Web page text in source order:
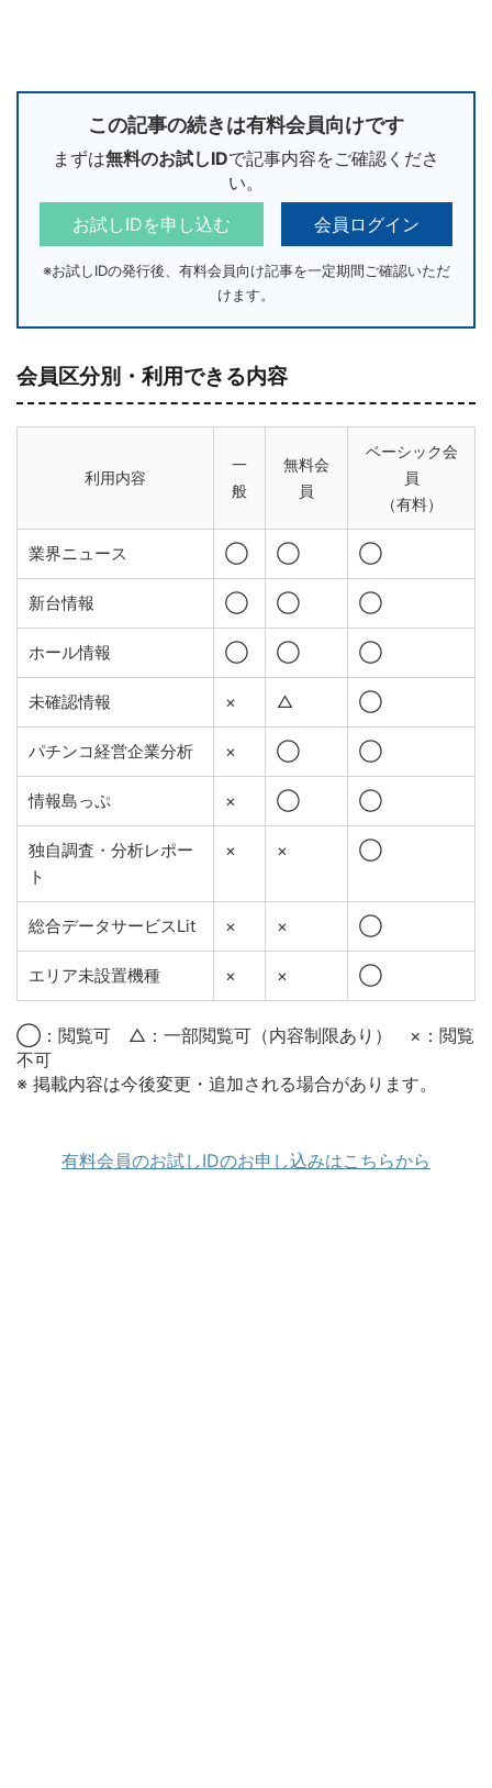
この記事の続きは有料会員向けです
まずは無料のお試しIDで記事内容をご確認くださ
い。
お試しIDを申し込む
会員ログイン
※お試しIDの発行後、有料会員向け記事を一定期間ご確認いただ
けます。
会員区分別・利用できる内容
利用内容
一
般
無料会
員
ベーシック会
員
（有料）
業界ニュース ◯ ◯ ◯
新台情報 ◯ ◯ ◯
ホール情報 ◯ ◯ ◯
未確認情報 × △ ◯
パチンコ経営企業分析 × ◯ ◯
情報島っぷ × ◯ ◯
独自調査・分析レポー
ト
× × ◯
総合データサービスLit × × ◯
エリア未設置機種 × × ◯
◯：閲覧可 △：一部閲覧可（内容制限あり） ×：閲覧
不可
※ 掲載内容は今後変更・追加される場合があります。
有料会員のお試しIDのお申し込みはこちらから